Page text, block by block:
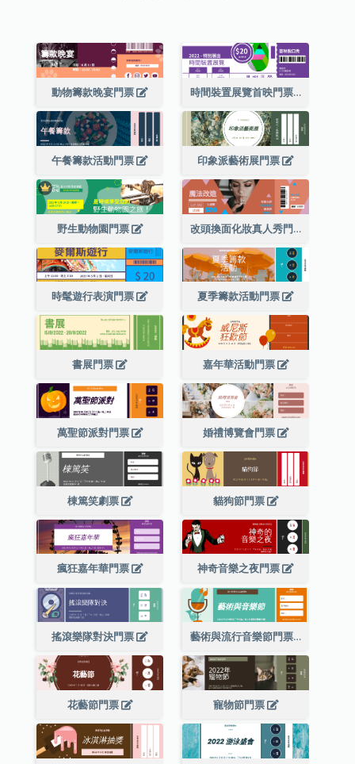
動物籌款晚宴門票 時間裝置展覽首映門票
午餐籌款活動門票 印象派藝術展門票
野生動物園門票 改頭換面化妝真人秀門票
時髦遊行表演門票 夏季籌款活動門票
書展門票 嘉年華活動門票
萬聖節派對門票 婚禮博覽會門票
棟篤笑劇票 貓狗節門票
瘋狂嘉年華門票 神奇音樂之夜門票
搖滾樂隊對決門票 藝術與流行音樂節門票
花藝節門票 寵物節門票